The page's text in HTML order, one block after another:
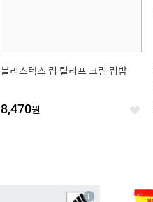
블리스텍스 립 릴리프 크림 립밤
8,470원 좋
4